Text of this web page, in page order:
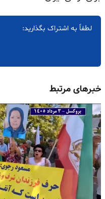
لطفاً به اشتراک بگذارید:
خبرهای مرتبط